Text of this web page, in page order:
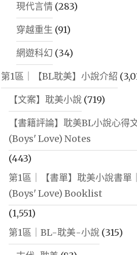
現代言情(283)
穿越重生 (91)
網遊科幻 (34)
第1區｜【BL耽美】小說介紹
【文案】耽美小說(719)
【書籍評論】耽美BL小說心得
(Boys' Love) Notes
(443)
第1區｜【書單】耽美小說書單
(Boys' Love) Booklist
(1,551)
第1區｜BL-耽美-小說(315)